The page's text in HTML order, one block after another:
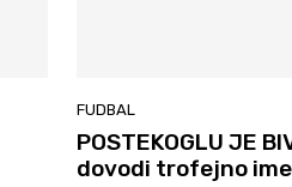
FUDBAL
POSTEKOGLU JE
dovodi trofejno